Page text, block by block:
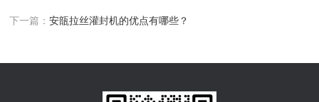
下一篇：安瓿拉丝灌封机的优点有哪些？